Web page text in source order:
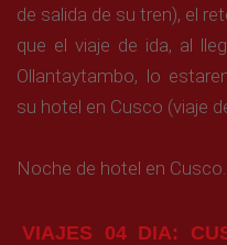
de salida de su tren), el
que el viaje de ida, al
Ollantaytambo, lo
su hotel en Cusco (viaje
Noche de hotel en Cusco.
VIAJES 04 DIA: